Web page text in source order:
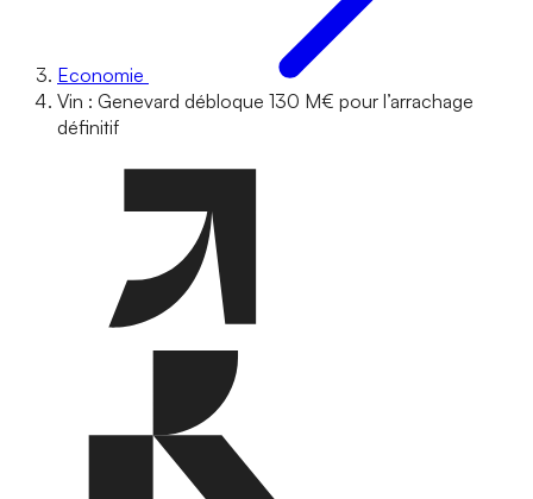
Economie
Vin : Genevard débloque 130 M€ pour l’arrachage
définitif